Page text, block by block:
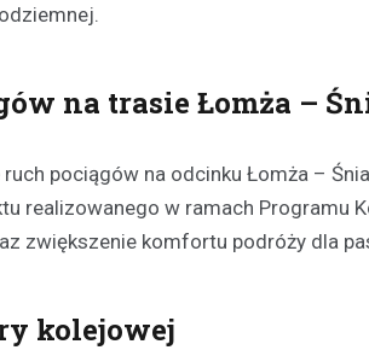
na trasie Łomża –
ruch pociągów na odcinku Łomża –
realizowanego w ramach Programu
zwiększenie komfortu podróży dla
kolejowej